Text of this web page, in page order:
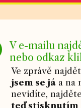
V e-mailu
nebo odkaz
Ve zprávě
jsem se já a na
nevidíte,
teď stisknutím